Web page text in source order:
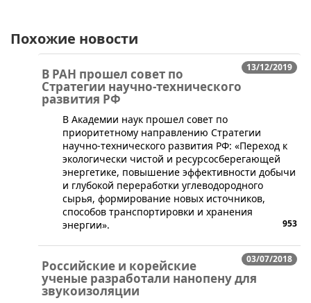
Похожие новости
13/12/2019
В РАН прошел совет по
Стратегии научно-технического
развития РФ
​В Академии наук прошел совет по
приоритетному направлению Стратегии
научно-технического развития РФ: «Переход к
экологически чистой и ресурсосберегающей
энергетике, повышение эффективности добычи
и глубокой переработки углеводородного
сырья, формирование новых источников,
способов транспортировки и хранения
энергии».
953
03/07/2018
Российские и корейские
ученые разработали нанопену для
звукоизоляции